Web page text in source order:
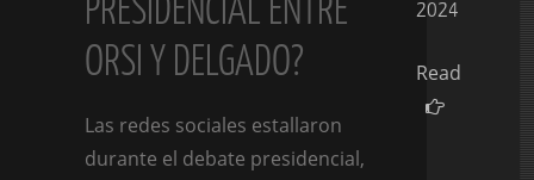
ORSI Y DELGADO?
Las redes sociales estallaron
durante el debate presidencial,
2024
Read